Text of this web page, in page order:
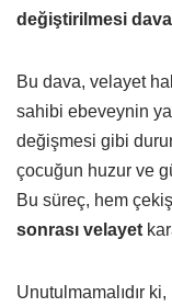
değiştirilmesi
Bu dava, velayet
sahibi ebeveynin
değişmesi gibi
çocuğun huzur ve
Bu süreç, hem
sonrası velayet
Unutulmamalıdır